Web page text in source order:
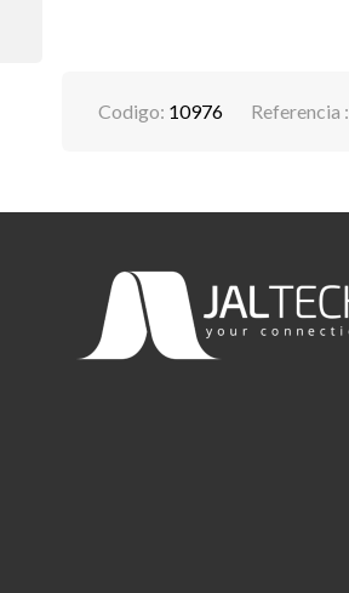
Codigo: 10976 Referencia :